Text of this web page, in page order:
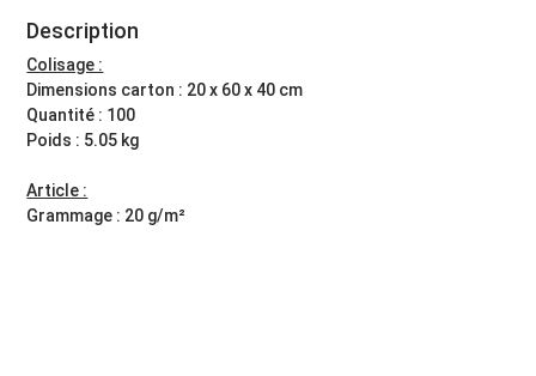
Description
Colisage :
Dimensions carton : 20 x 60 x 40 cm
Quantité : 100
Poids : 5.05 kg
Article :
Grammage : 20 g/m²